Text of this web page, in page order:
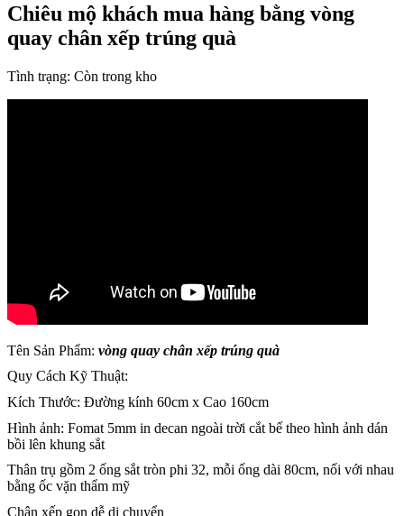
Chiêu mộ khách mua hàng bằng vòng
quay chân xếp trúng quà
Tình trạng: Còn trong kho
Tên Sản Phẩm: vòng quay chân xếp trúng quà
Quy Cách Kỹ Thuật:
Kích Thước: Đường kính 60cm x Cao 160cm
Hình ảnh: Fomat 5mm in decan ngoài trời cắt bế theo hình ảnh dán
bồi lên khung sắt
Thân trụ gồm 2 ống sắt tròn phi 32, mỗi ống dài 80cm, nối với nhau
bằng ốc vặn thẩm mỹ
Chân xếp gọn dễ di chuyển